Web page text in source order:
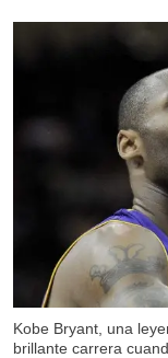
Kobe Bryant, una
brillante carrera